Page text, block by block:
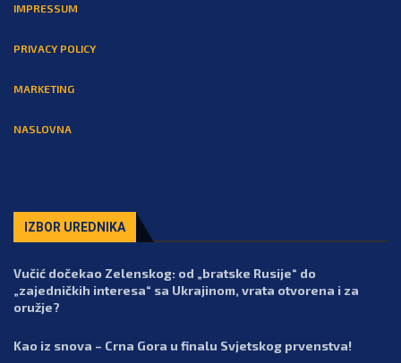
IMPRESSUM
PRIVACY POLICY
MARKETING
NASLOVNA
IZBOR UREDNIKA
Vučić dočekao Zelenskog: od „bratske Rusije“ do
„zajedničkih interesa“ sa Ukrajinom, vrata otvorena i za
oružje?
Kao iz snova – Crna Gora u finalu Svjetskog prvenstva!